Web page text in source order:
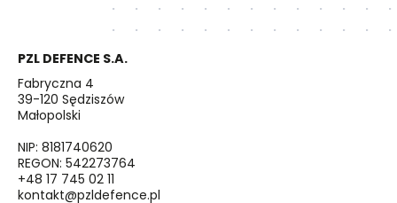
PZL DEFENCE S.A.
Fabryczna 4
39-120 Sędziszów
Małopolski
NIP: 8181740620
REGON: 542273764
+48 17 745 02 11
kontakt@pzldefence.pl